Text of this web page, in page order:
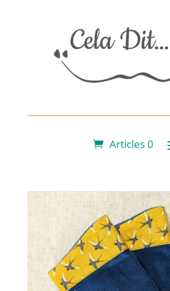
Articles 0